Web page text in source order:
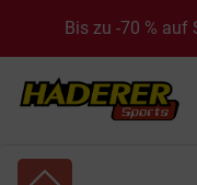
Bis zu -70 % auf